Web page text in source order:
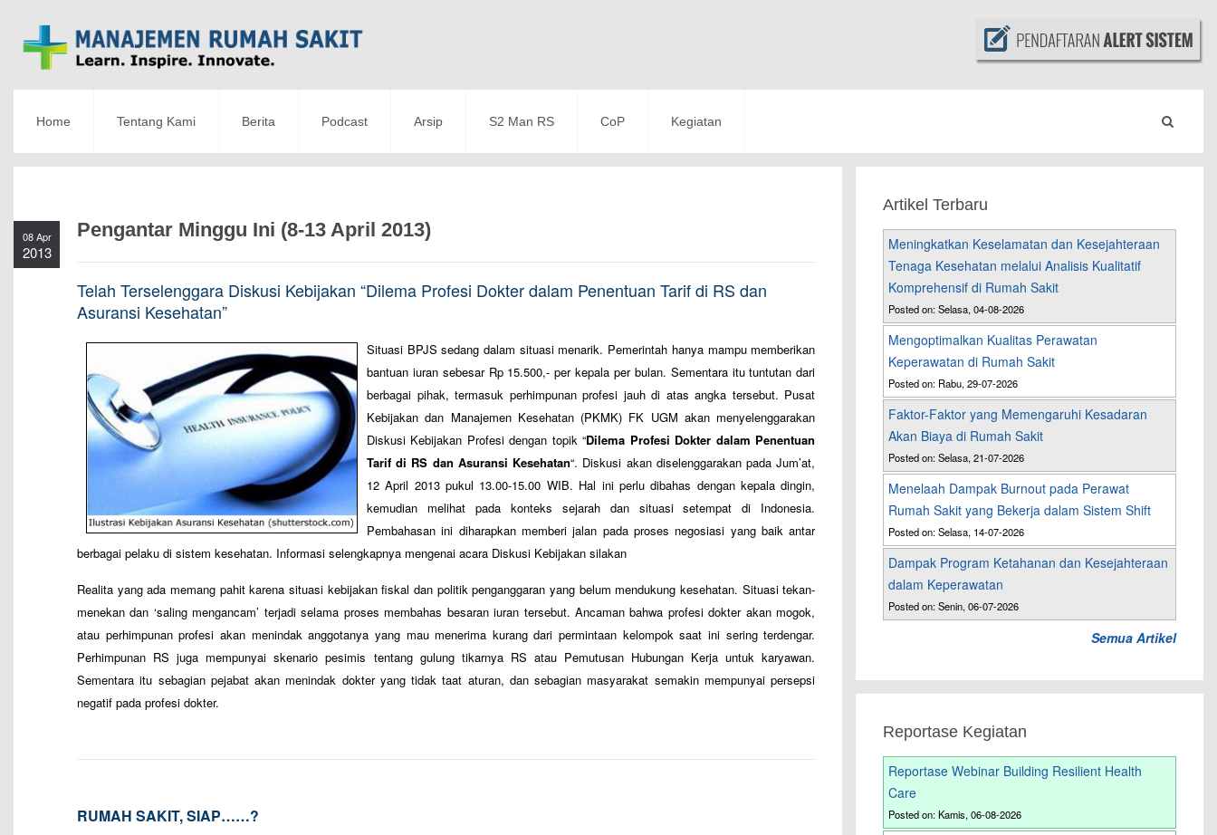
Home Tentang Kami Berita Podcast Arsip S2 Man RS CoP Kegiatan
08 Apr
2013
Pengantar Minggu Ini (8-13 April 2013)
Telah Terselenggara Diskusi Kebijakan “Dilema Profesi Dokter dalam Penentuan Tarif di RS dan
Asuransi Kesehatan”
Situasi BPJS sedang dalam situasi menarik. Pemerintah hanya mampu memberikan
bantuan iuran sebesar Rp 15.500,- per kepala per bulan. Sementara itu tuntutan dari
berbagai pihak, termasuk perhimpunan profesi jauh di atas angka tersebut. Pusat
Kebijakan dan Manajemen Kesehatan (PKMK) FK UGM akan menyelenggarakan
Diskusi Kebijakan Profesi dengan topik “Dilema Profesi Dokter dalam Penentuan
Tarif di RS dan Asuransi Kesehatan“. Diskusi akan diselenggarakan pada Jum’at,
12 April 2013 pukul 13.00-15.00 WIB. Hal ini perlu dibahas dengan kepala dingin,
kemudian melihat pada konteks sejarah dan situasi setempat di Indonesia.
Pembahasan ini diharapkan memberi jalan pada proses negosiasi yang baik antar
berbagai pelaku di sistem kesehatan. Informasi selengkapnya mengenai acara Diskusi Kebijakan silakan
Realita yang ada memang pahit karena situasi kebijakan fiskal dan politik penganggaran yang belum mendukung kesehatan. Situasi tekan-
menekan dan ‘saling mengancam’ terjadi selama proses membahas besaran iuran tersebut. Ancaman bahwa profesi dokter akan mogok,
atau perhimpunan profesi akan menindak anggotanya yang mau menerima kurang dari permintaan kelompok saat ini sering terdengar.
Perhimpunan RS juga mempunyai skenario pesimis tentang gulung tikarnya RS atau Pemutusan Hubungan Kerja untuk karyawan.
Sementara itu sebagian pejabat akan menindak dokter yang tidak taat aturan, dan sebagian masyarakat semakin mempunyai persepsi
negatif pada profesi dokter.
RUMAH SAKIT, SIAP……?
Artikel Terbaru
Meningkatkan Keselamatan dan Kesejahteraan
Tenaga Kesehatan melalui Analisis Kualitatif
Komprehensif di Rumah Sakit
Posted on: Selasa, 04-08-2026
Mengoptimalkan Kualitas Perawatan
Keperawatan di Rumah Sakit
Posted on: Rabu, 29-07-2026
Faktor-Faktor yang Memengaruhi Kesadaran
Akan Biaya di Rumah Sakit
Posted on: Selasa, 21-07-2026
Menelaah Dampak Burnout pada Perawat
Rumah Sakit yang Bekerja dalam Sistem Shift
Posted on: Selasa, 14-07-2026
Dampak Program Ketahanan dan Kesejahteraan
dalam Keperawatan
Posted on: Senin, 06-07-2026
Semua Artikel
Reportase Kegiatan
Reportase Webinar Building Resilient Health
Care
Posted on: Kamis, 06-08-2026